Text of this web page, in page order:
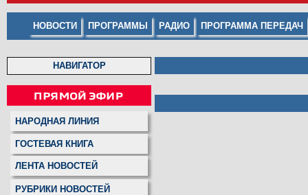
НОВОСТИ ПРОГРАММЫ РАДИО ПРОГРАММА ПЕРЕДАЧ
НАВИГАТОР
НАРОДНАЯ ЛИНИЯ
ГОСТЕВАЯ КНИГА
ЛЕНТА НОВОСТЕЙ
РУБРИКИ НОВОСТЕЙ